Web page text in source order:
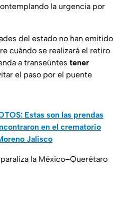
la urgencia por
del estado no han emitido
cuándo se realizará el retiro
a transeúntes tener
el paso por el puente
Estas son las prendas
en el crematorio
Jalisco
la México–Querétaro